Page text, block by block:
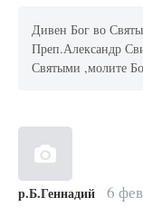
Дивен Бог во
Преп.Александр
Святыми ,молите
р.Б.Геннадий 6